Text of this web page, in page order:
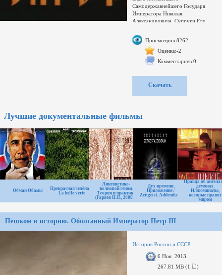
Самодержавнейшего Государя
Императора Николая
Александровича, Супруги Его
Императрицы Александры
Феодоровны, Наследника
Благоверного Царевича Алексия
Николаевича, Благоверных Великих
Княжен Ольги Николаевны, Татианы
День Их мученического подвига,
этот день скорби – станет отныне
венцы при жизни, как Хозяева Руси,
подобно мученикам, увенчали
Собою весь великий сонм
Новомучеников и Исповедников
Российских. Свыше 1700
поименованных святых, а сколько
тысяч еще ждет канонизации или
ведомы лишь Богу?
Никогда в истории ни одного
Просмотров:8262
Оценка:-2
Комментариев:0
Скачать
Лучшие документальные фильмы
Обман Обамы
Прекрасная зелёная /
La belle verte
Лингвистико-
волновой геном.
Теория и практика
(Гаряев П.П., 2009 г)
Дух времени.
Приложение /
Zeitgeist. Addendum.
Правда об
демонах.
Иллюминаты,
которые правят
миром
Пешком в историю. Оболганный Император Петр III
История России и СССР
6 Ноя. 2013
267.81 MB (1
)